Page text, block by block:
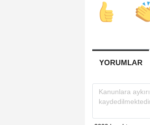
YORUMLAR